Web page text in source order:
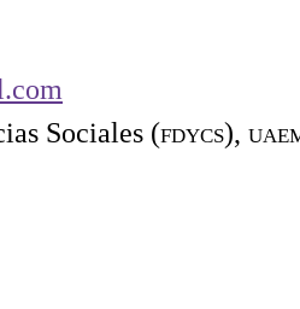
Sociales (fdycs),